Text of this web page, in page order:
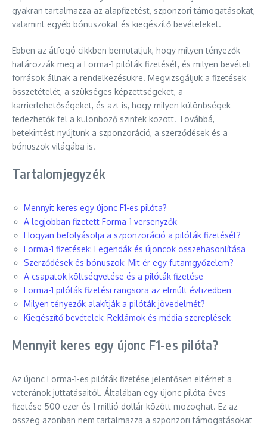
gyakran tartalmazza az alapfizetést, szponzori támogatásokat,
valamint egyéb bónuszokat és kiegészítő bevételeket.
Ebben az átfogó cikkben bemutatjuk, hogy milyen tényezők
határozzák meg a Forma-1 pilóták fizetését, és milyen bevételi
források állnak a rendelkezésükre. Megvizsgáljuk a fizetések
összetételét, a szükséges képzettségeket, a
karrierlehetőségeket, és azt is, hogy milyen különbségek
fedezhetők fel a különböző szintek között. Továbbá,
betekintést nyújtunk a szponzoráció, a szerződések és a
bónuszok világába is.
Tartalomjegyzék
Mennyit keres egy újonc F1-es pilóta?
A legjobban fizetett Forma-1 versenyzők
Hogyan befolyásolja a szponzoráció a pilóták fizetését?
Forma-1 fizetések: Legendák és újoncok összehasonlítása
Szerződések és bónuszok: Mit ér egy futamgyőzelem?
A csapatok költségvetése és a pilóták fizetése
Forma-1 pilóták fizetési rangsora az elmúlt évtizedben
Milyen tényezők alakítják a pilóták jövedelmét?
Kiegészítő bevételek: Reklámok és média szereplések
Mennyit keres egy újonc F1-es pilóta?
Az újonc Forma-1-es pilóták fizetése jelentősen eltérhet a
veteránok juttatásaitól. Általában egy újonc pilóta éves
fizetése 500 ezer és 1 millió dollár között mozoghat. Ez az
összeg azonban nem tartalmazza a szponzori támogatásokat